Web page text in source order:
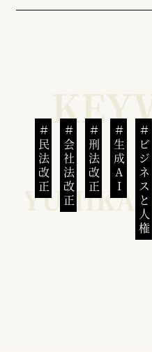
民法改正 会社法改正 刑法改正 生成AI ビジネスと人権